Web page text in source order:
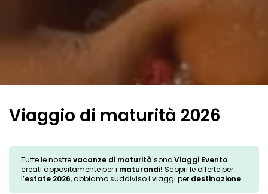
Viaggio di maturità 2026
Tutte le nostrevacanze di maturità sonoViaggi Evento
creati appositamente per i maturandi! Scopri le offerte per
l’estate 2026, abbiamo suddiviso i viaggi per destinazione.